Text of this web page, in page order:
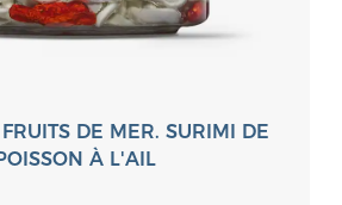
DE MER. SURIMI DE
À L'AIL